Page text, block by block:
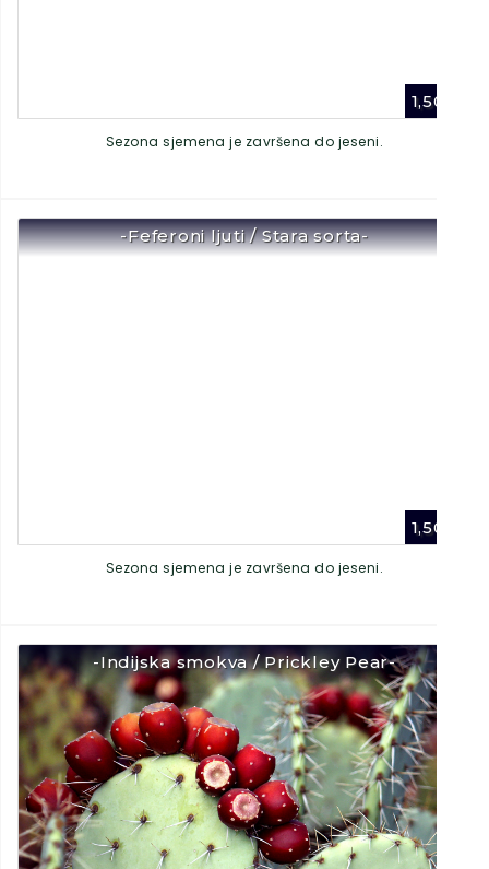
1,50
Sezona sjemena je završena do jeseni.
-Feferoni ljuti / Stara sorta-
1,50
Sezona sjemena je završena do jeseni.
-Indijska smokva / Prickley Pear-